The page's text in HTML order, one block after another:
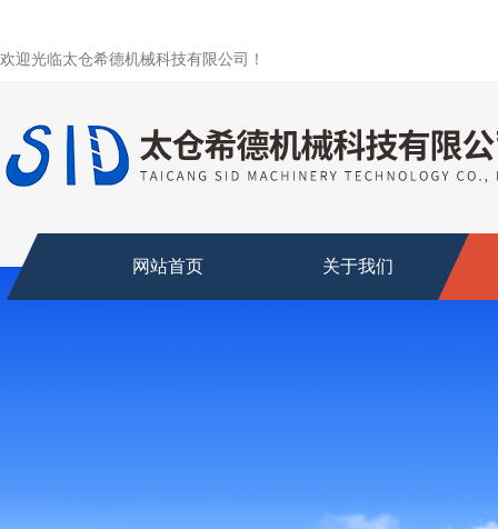
欢迎光临太仓希德机械科技有限公司！
网站首页 关于我们